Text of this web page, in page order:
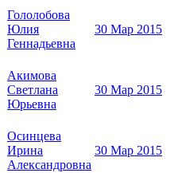
Гололобова
Юлия
Геннадьевна
30 Мар 2015
Акимова
Светлана
Юрьевна
30 Мар 2015
Осинцева
Ирина
Александровна
30 Мар 2015